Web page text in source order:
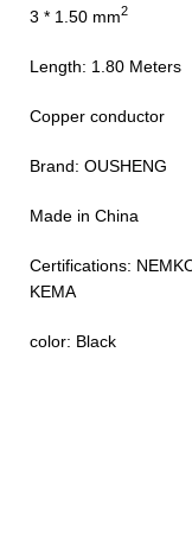
3 * 1.50 mm2
Length: 1.80 Meters
Copper conductor
Brand: OUSHENG
Made in China
Certifications:
KEMA
color: Black